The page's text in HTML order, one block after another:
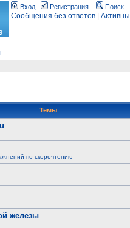
Вход Регистрация Поиск
Сообщения без ответов
Темы
по скорочтению
железы